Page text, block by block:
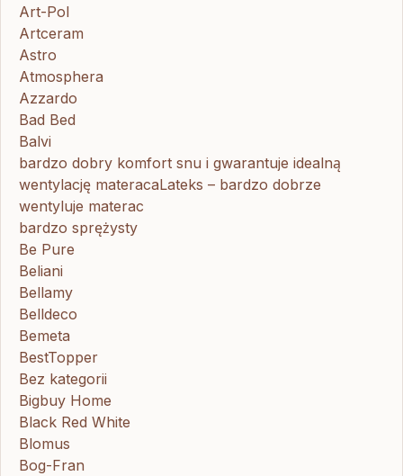
Art-Pol
Artceram
Astro
Atmosphera
Azzardo
Bad Bed
Balvi
bardzo dobry komfort snu i gwarantuje idealną
wentylację materacaLateks – bardzo dobrze
wentyluje materac
bardzo sprężysty
Be Pure
Beliani
Bellamy
Belldeco
Bemeta
BestTopper
Bez kategorii
Bigbuy Home
Black Red White
Blomus
Bog-Fran